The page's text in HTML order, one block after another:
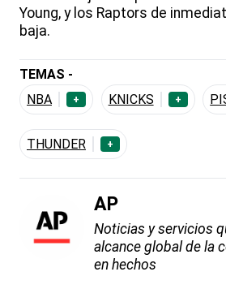
Young, y los Raptors de
baja.
TEMAS -
NBA
+ KNICKS +
THUNDER +
AP
Noticias y servicios
alcance global de la
en hechos